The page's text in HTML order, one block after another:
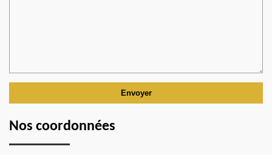
Nos coordonnées